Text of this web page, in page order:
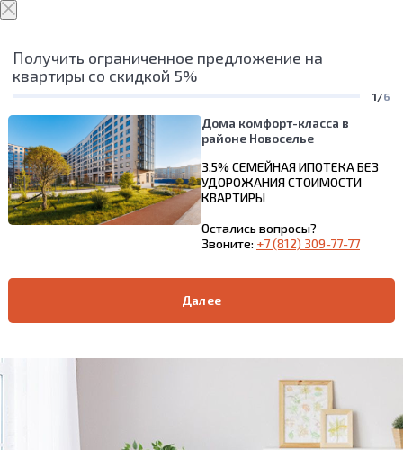
Получить ограниченное предложение на
квартиры со скидкой 5%
1/6
Дома комфорт-класса в
районе Новоселье
3,5% СЕМЕЙНАЯ ИПОТЕКА БЕЗ
УДОРОЖАНИЯ СТОИМОСТИ
КВАРТИРЫ
Остались вопросы?
Звоните: +7 (812) 309-77-77